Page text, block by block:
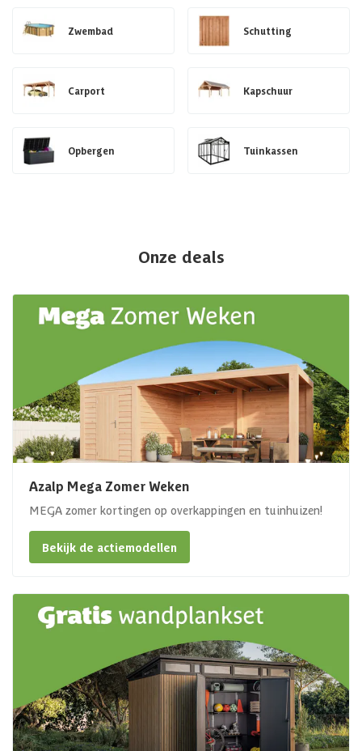
Zwembad Schutting
Carport Kapschuur
Opbergen Tuinkassen
Onze deals
Azalp Mega Zomer Weken
MEGA zomer kortingen op overkappingen en tuinhuizen!
Bekijk de actiemodellen